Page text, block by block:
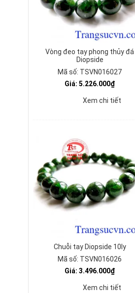
Vòng đeo tay phong thủy đá
Diopside
Mã số: TSVN016027
Giá: 5.226.000₫
Xem chi tiết
Chuỗi tay Diopside 10ly
Mã số: TSVN016026
Giá: 3.496.000₫
Xem chi tiết